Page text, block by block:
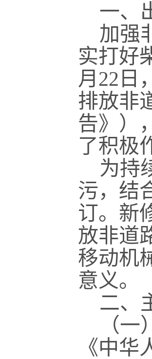
一、
加强
实打好
月 22 日
排放非
告》）
了积极
为持
污，结
订。新
放非道
移动机
意义。
二、
（一
《中